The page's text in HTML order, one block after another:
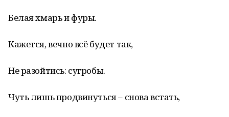
Белая хмарь и фуры.
Кажется, вечно всё будет так,
Не разойтись: сугробы.
Чуть лишь продвинуться – снова встать,